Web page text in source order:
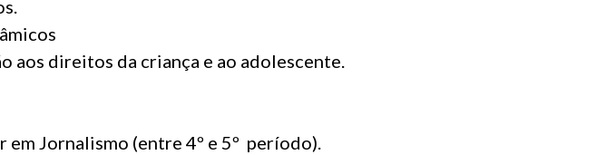
aos direitos da criança e ao adolescente.
Jornalismo (entre 4º e 5º período).